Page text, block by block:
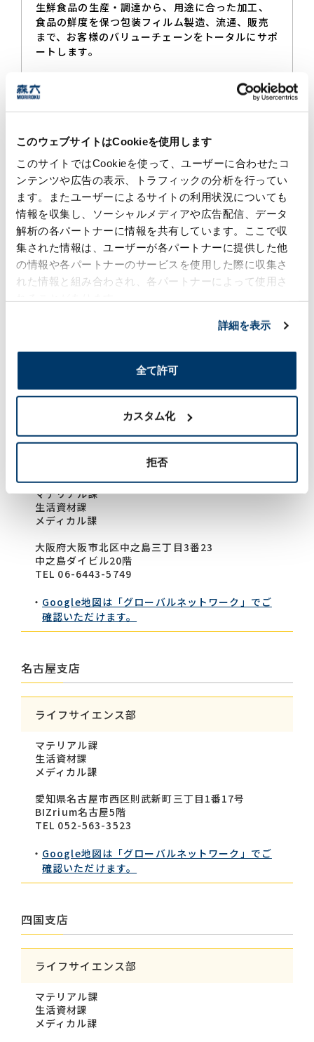
このウェブサイトはCookieを使用します
このサイトではCookieを使って、ユーザーに合わせたコ
ンテンツや広告の表示、トラフィックの分析を行ってい
ます。またユーザーによるサイトの利用状況についても
情報を収集し、ソーシャルメディアや広告配信、データ
解析の各パートナーに情報を共有しています。ここで収
集された情報は、ユーザーが各パートナーに提供した他
の情報や各パートナーのサービスを使用した際に収集さ
れた情報と組み合わされ、各パートナーによって使用さ
詳細を表示
全て許可
カスタム化
拒否
生鮮食品の生産・調達から、用途に合った加工、
食品の鮮度を保つ包装フィルム製造、流通、販売
まで、お客様のバリューチェーンをトータルにサポ
ートします。
東京本社
ライフサイエンス部
マテリアル課
生活資材課
メディカル課
Google地図は「グローバルネットワーク」でご
確認いただけます。
マテリアル課
生活資材課
メディカル課
大阪府大阪市北区中之島三丁目3番23
中之島ダイビル20階
TEL 06-6443-5749
Google地図は「グローバルネットワーク」でご
確認いただけます。
名古屋支店
ライフサイエンス部
マテリアル課
生活資材課
メディカル課
愛知県名古屋市西区則武新町三丁目1番17号
BIZrium名古屋5階
TEL 052-563-3523
Google地図は「グローバルネットワーク」でご
確認いただけます。
四国支店
ライフサイエンス部
マテリアル課
生活資材課
メディカル課